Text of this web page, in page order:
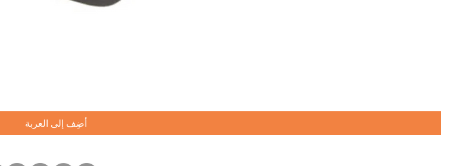
أضِف إلى العربة